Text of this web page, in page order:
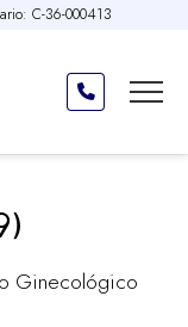
C-36-000413
Ginecológico